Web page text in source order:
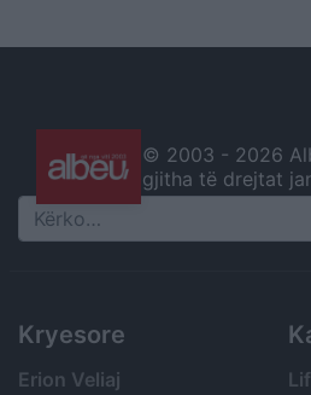
© 2003 - 2026
gjitha të drejtat
Search
Kryesore
Erion Veliaj